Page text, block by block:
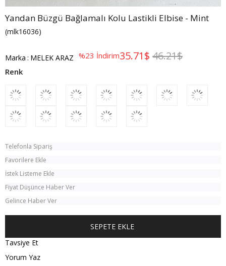
Yandan Büzgü Bağlamalı Kolu Lastikli Elbise - Mint
(mlk16036)
Marka : MELEK ARAZ %23 İndirim 46.21$
35.71$
Telefonla Sipariş
Favorilere Ekle
İstek Listeme Ekle
Fiyat Düşünce Haber Ver
Gelince Haber Ver
Tavsiye Et
Yorum Yaz